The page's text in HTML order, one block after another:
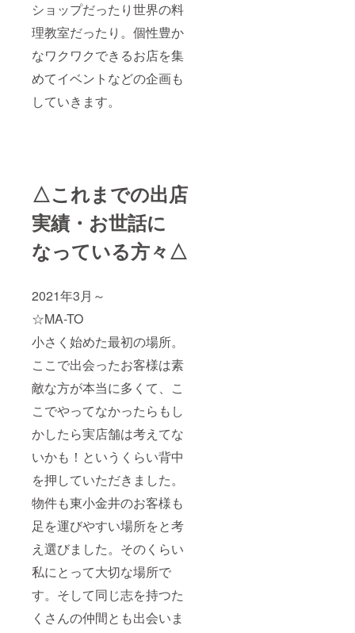
ショップだったり世界の料
理教室だったり。個性豊か
なワクワクできるお店を集
めてイベントなどの企画も
していきます。
△これまでの出店
実績・お世話に
なっている方々△
2021年3月～
☆MA-TO
小さく始めた最初の場所。
ここで出会ったお客様は素
敵な方が本当に多くて、こ
こでやってなかったらもし
かしたら実店舗は考えてな
いかも！というくらい背中
を押していただきました。
物件も東小金井のお客様も
足を運びやすい場所をと考
え選びました。そのくらい
私にとって大切な場所で
す。そして同じ志を持つた
くさんの仲間とも出会いま